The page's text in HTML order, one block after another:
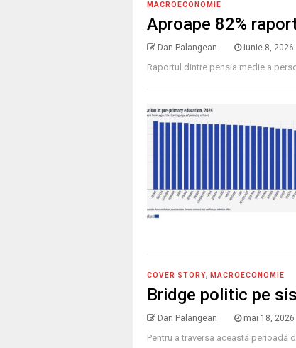
MACROECONOMIE
Aproape 82%
Dan Palangean iunie 8, 2026
Raportul dintre pensia medie a
COVER STORY, MACROECONOMIE
Bridge politic pe
Dan Palangean mai 18, 2026
Pentru a traversa această